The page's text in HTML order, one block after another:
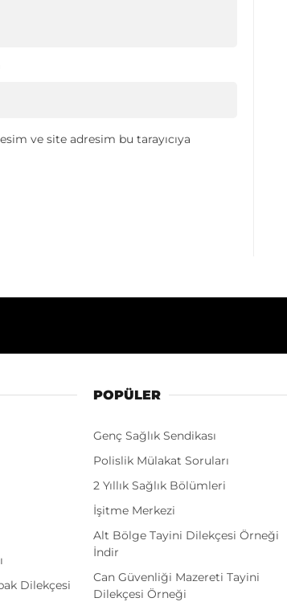
ve site adresim bu tarayıcıya
Dilekçesi
POPÜLER
Genç Sağlık Sendikası
Polislik Mülakat Soruları
2 Yıllık Sağlık Bölümleri
İşitme Merkezi
Alt Bölge Tayini Dilekçesi Örneği
İndir
Can Güvenliği Mazereti Tayini
Dilekçesi Örneği